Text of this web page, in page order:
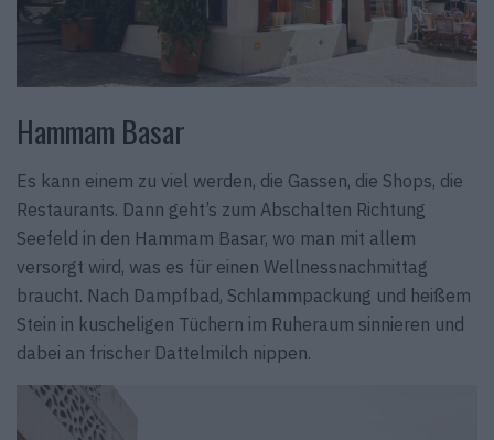
Hammam Basar
Es kann einem zu viel werden, die Gassen, die Shops, die
Restaurants. Dann geht’s zum Abschalten Richtung
Seefeld in den Hammam Basar, wo man mit allem
versorgt wird, was es für einen Wellnessnachmittag
braucht. Nach Dampfbad, Schlammpackung und heißem
Stein in kuscheligen Tüchern im Ruheraum sinnieren und
dabei an frischer Dattelmilch nippen.